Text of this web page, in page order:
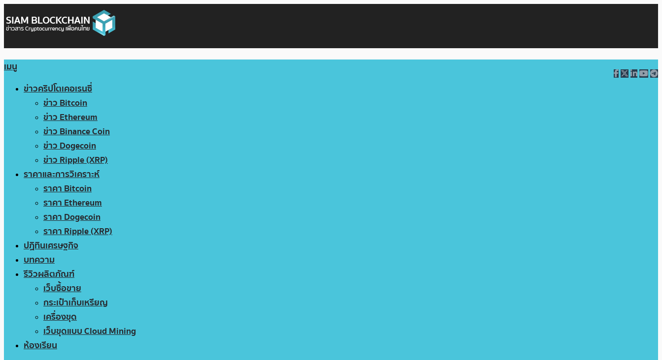
เมนู
ข่าวคริปโตเคอเรนซี่
ข่าว Bitcoin
ข่าว Ethereum
ข่าว Binance Coin
ข่าว Dogecoin
ข่าว Ripple (XRP)
ราคาและการวิเคราะห์
ราคา Bitcoin
ราคา Ethereum
ราคา Dogecoin
ราคา Ripple (XRP)
ปฏิทินเศรษฐกิจ
บทความ
รีวิวผลิตภัณฑ์
เว็บซื้อขาย
กระเป๋าเก็บเหรียญ
เครื่องขุด
เว็บขุดแบบ Cloud Mining
ห้องเรียน